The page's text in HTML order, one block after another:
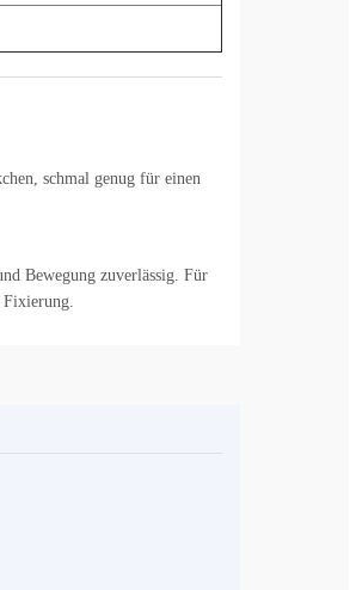
schmal genug für einen
Bewegung zuverlässig. Für
Fixierung.